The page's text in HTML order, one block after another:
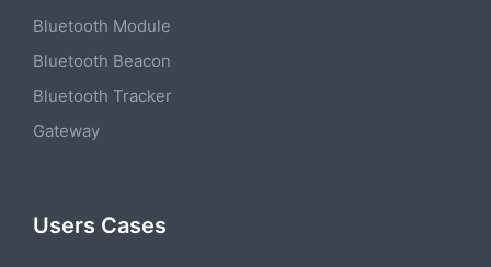
Bluetooth Module
Bluetooth Beacon
Bluetooth Tracker
Gateway
Users Cases